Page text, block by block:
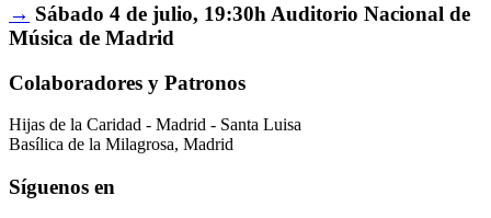
→ Sábado 4 de julio, 19:30h Auditorio Nacional de
Música de Madrid
Colaboradores y Patronos
Hijas de la Caridad - Madrid - Santa Luisa
Basílica de la Milagrosa, Madrid
Síguenos en